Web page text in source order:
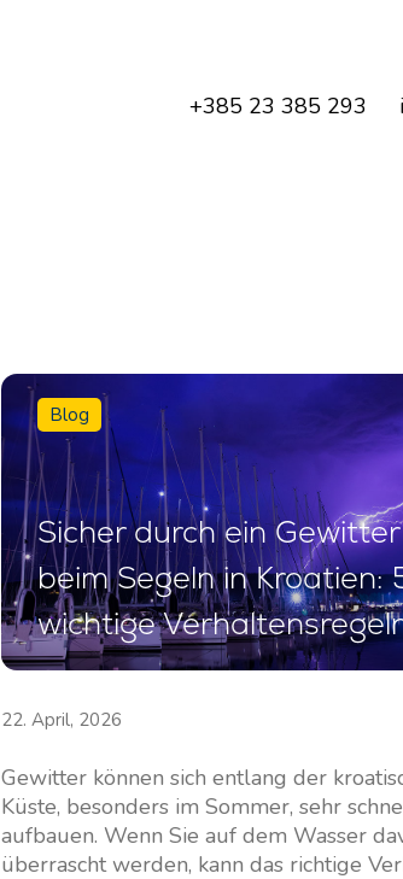
+385 23 385 293
Blog
Sicher durch ein Gewitter
beim Segeln in Kroatien:
wichtige
22. April, 2026
Gewitter können sich entlang der
Küste, besonders im Sommer, sehr
aufbauen. Wenn Sie auf dem Wasser
überrascht werden, kann das richtige